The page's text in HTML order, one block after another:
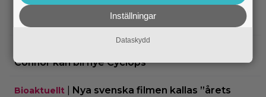
Casting
baserad på älskad animerad serie
Connor kan bli nye Cyclops
Bioaktuellt
Nya svenska filmen kallas ”årets
Inställningar
Dataskydd